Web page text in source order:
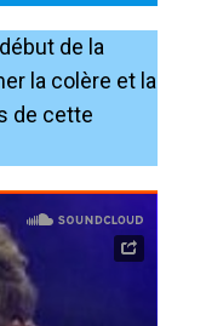
de la
la colère et la
de cette